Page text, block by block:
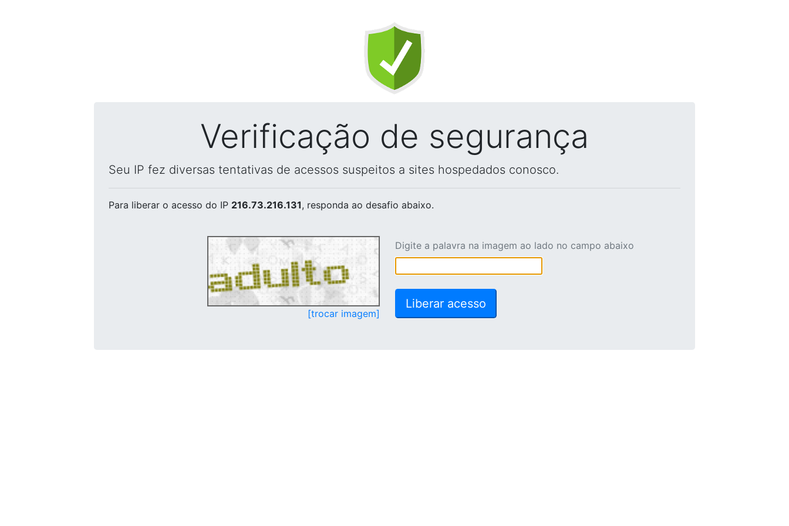
Verificação de segurança
Seu IP fez diversas tentativas de acessos suspeitos a sites hospedados conosco.
Para liberar o acesso do IP 216.73.216.131, responda ao desafio abaixo.
[trocar imagem]
Digite a palavra na imagem ao lado no campo abaixo